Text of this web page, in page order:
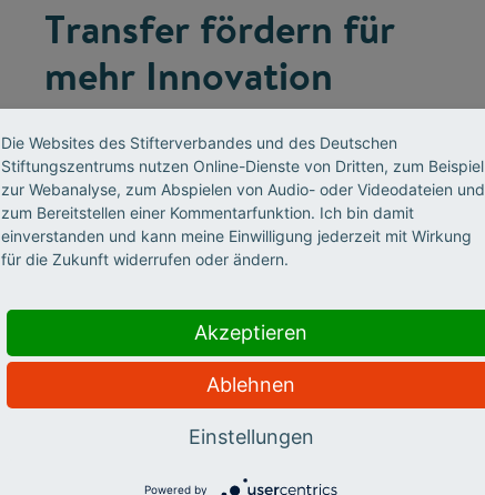
Transfer fördern für
mehr Innovation
der Gesellschaft zugute kommen, ist eine enge
Verzahnung von Wissenschaft, Wirtschaft und
Gesellschaft notwendig. Dafür setzt sich der
Stifterverband mit seiner jahrzehntelangen
Erfahrung ein.
Die Websites des Stifterverbandes und des Deutschen
Stiftungszentrums nutzen Online-Dienste von Dritten, zum Beispiel
zur Webanalyse, zum Abspielen von Audio- oder Videodateien und
zum Bereitstellen einer Kommentarfunktion. Ich bin damit
einverstanden und kann meine Einwilligung jederzeit mit Wirkung
für die Zukunft widerrufen oder ändern.
Akzeptieren
Ablehnen
Einstellungen
Powered by